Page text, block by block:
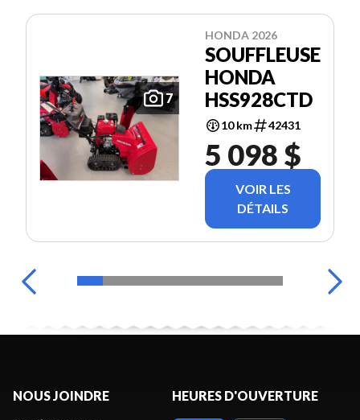
7
HONDA 2026
SOUFFLEUSE
HONDA
HSS928CTD
10 km 42431
5 098 $
VOIR LES
DÉTAILS
NOUS JOINDRE HEURES D'OUVERTURE